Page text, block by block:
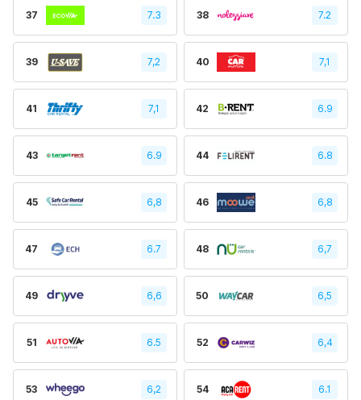
37 7.3 38 7.2
39 7,2 40 7,1
41 7,1 42 6.9
43 6.9 44 6.8
45 6,8 46 6,8
47 6.7 48 6,7
49 6,6 50 6,5
51 6.5 52 6,4
53 6,2 54 6.1